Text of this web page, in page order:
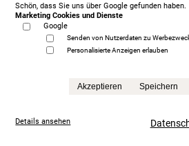
Schön, dass Sie uns über Google gefunden haben.
Marketing Cookies und Dienste
Google
Senden von Nutzerdaten zu
Personalisierte Anzeigen erlauben
Akzeptieren Speichern
Details ansehen